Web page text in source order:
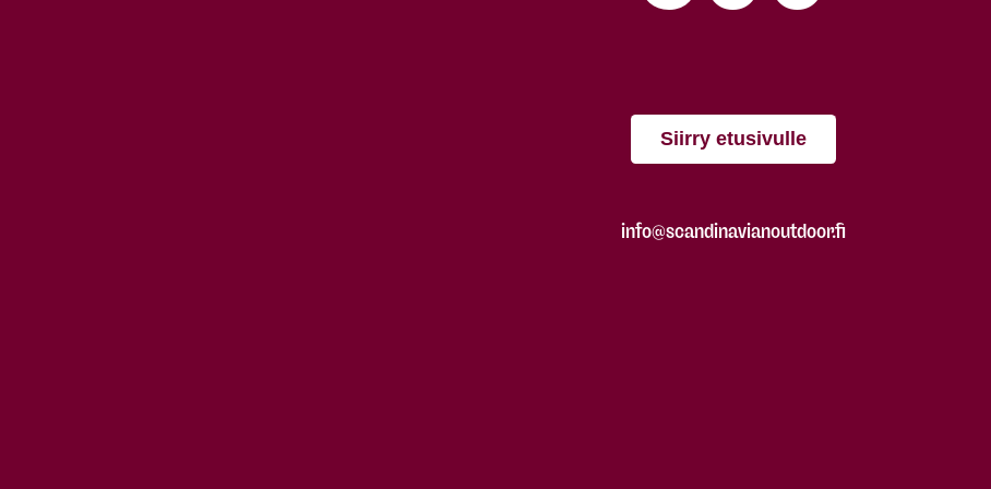
Siirry etusivulle
info@scandinavianoutdoor.fi